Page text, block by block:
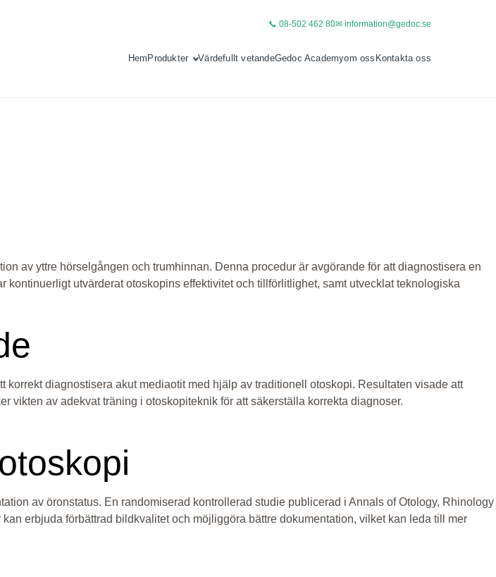
📞 08-502 462 80✉ information@gedoc.se
Hem Produkter Värdefullt vetandeGedoc Academyom oss Kontakta oss
av yttre hörselgången och trumhinnan. Denna procedur är avgörande för att diagnostisera en
utvärderat otoskopins effektivitet och tillförlitlighet, samt utvecklat teknologiska
diagnostisera akut mediaotit med hjälp av traditionell otoskopi. Resultaten visade att
vikten av adekvat träning i otoskopiteknik för att säkerställa korrekta diagnoser.
av öronstatus. En randomiserad kontrollerad studie publicerad i Annals of Otology, Rhinology
erbjuda förbättrad bildkvalitet och möjliggöra bättre dokumentation, vilket kan leda till mer